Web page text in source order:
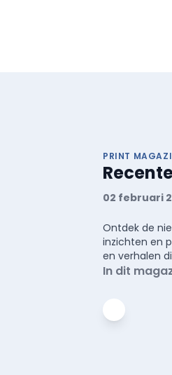
PRINT
02 februari
Ontdek de
inzichten en
en verhalen
In dit